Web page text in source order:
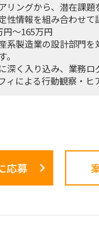
リングから、潜在課
性情報を組み合わせ
～165万円
系製造業の設計部門を
深く入り込み、業務ロ
ィによる行動観察・ヒ
応募